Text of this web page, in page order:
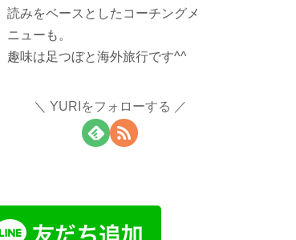
読みをベースとしたコーチングメ
ニューも。
趣味は足つぼと海外旅行です^^
YURIをフォローする